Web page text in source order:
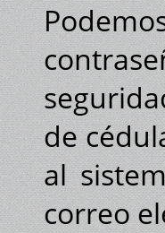
de
al
correo